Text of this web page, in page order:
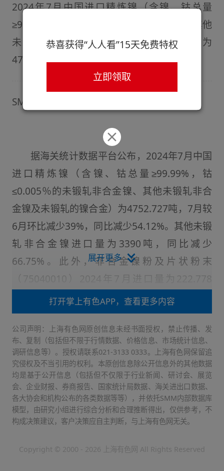
2024年7月中国进口精炼镍（含镍、钴总量
≥99.99%，钴≤0.005％的未锻轧非合金镍、其他
未锻轧非合金镍及未锻轧的镍合金）为
4752.727吨...
SMM8月4日讯：
据海关统计数据平台公布，2024年7月中国
进口精炼镍（含镍、钴总量≥99.99%，钴
≤0.005％的未锻轧非合金镍、其他未锻轧非合
金镍及未锻轧的镍合金）为4752.727吨，7月较
6月环比减少39%，同比减少54.12%。其他未锻
轧非合金镍进口量为3390吨，同比减少
66.75%。此外，非合金镍粉及片状粉末
吨，同比下降42.72%。镍豆方面，2024年7月
镍豆进口量为282.321吨，累计同比下降85%。
纯镍进口数据分国别来看，2024年7月进口量较
多国家依次为：印尼、俄罗斯、日本、挪威加拿
大。
7月份清关量为负数，意味着7月纯镍延续净
减少。这主要是由于俄镍长单部分受到船期影响
展开更多
打开掌上有色APP，查看更多内容
公司声明：上海有色网原创信息未经书面授权，禁止传播、发
布、复制（包括但不限于行情数据、价格信息、市场统计信息、
调研信息等）。授权请联系021-3133 0333。上海有色网保留追
究侵权及不当引用的权利。本原创信息除公开信息外的其他数据
均是基于公开信息（包括但不仅限于行业新闻、研讨会、展览
会、企业财报、券商报告、国家统计局数据、海关进出口数据、
各大协会和机构公布的各类数据等等），并依托SMM内部数据库
模型，由研究小组进行综合分析和合理推断得出，仅供参考，不
构成决策建议，客户决策应自主判断，与上海有色网无关。
Copyright © 2000 - 2026 上海有色网 All Rights Reserved
恭喜获得“人人看”15天免费特权
立即领取